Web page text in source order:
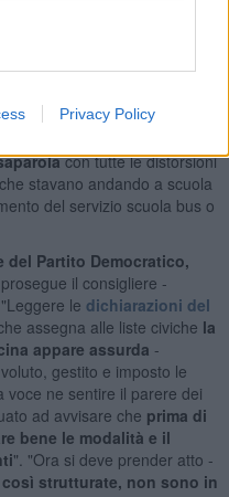
Privacy Policy
mette ben un anno per
per le allerte tra i
ha scoperchiato tetti e
con tutte le distorsioni
stavano andando a scuola
del servizio scuola bus o
del Partito Democratico,
il consigliere -
le dichiarazioni del
assegna alle liste civiche la
appare assurda -
gestito e imposto le
voce ne sentire il parere dei
ad avvisare che prima di
bene le modalità e il
". "Ora si deve prender atto -
strutturate, non sono in